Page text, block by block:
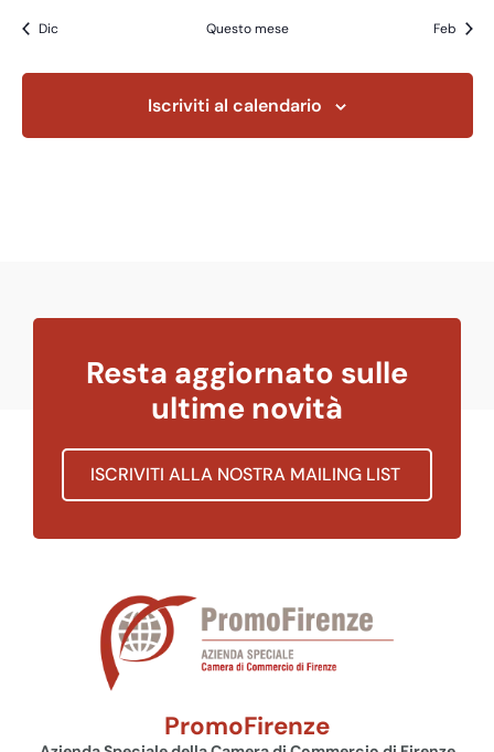
Dic Questo mese Feb
Iscriviti al calendario
Resta aggiornato sulle
ultime novità
ISCRIVITI ALLA NOSTRA MAILING LIST
PromoFirenze